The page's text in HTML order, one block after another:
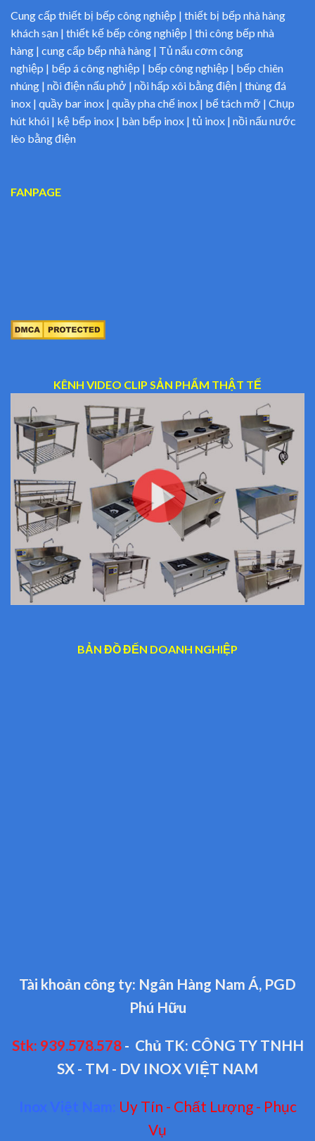
Cung cấp thiết bị bếp công nghiệp | thiết bị bếp nhà hàng
khách sạn | thiết kế bếp công nghiệp | thi công bếp nhà
hàng | cung cấp bếp nhà hàng | Tủ nấu cơm công
nghiệp | bếp á công nghiệp | bếp công nghiệp | bếp chiên
nhúng | nồi điện nấu phở | nồi hấp xôi bằng điện | thùng đá
inox | quầy bar inox | quầy pha chế inox | bể tách mỡ | Chụp
hút khói | kệ bếp inox | bàn bếp inox | tủ inox | nồi nấu nước
lèo bằng điện
FANPAGE
KÊNH VIDEO CLIP SẢN PHẨM THẬT TẾ
BẢN ĐỒ ĐẾN DOANH NGHIỆP
Tài khoản công ty: Ngân Hàng Nam Á, PGD
Phú Hữu
Stk: 939.578.578- Chủ TK: CÔNG TY TNHH
SX - TM - DV INOX VIỆT NAM
Inox Việt Nam: Uy Tín - Chất Lượng - Phục
Vụ